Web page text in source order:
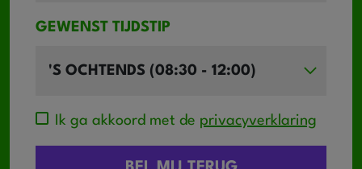
GEWENST TIJDSTIP
Ik ga akkoord met de privacyverklaring